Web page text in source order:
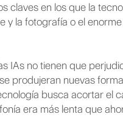
claves en los que la
y la fotografía o el
IAs no tienen que
produjeran nuevas
busca acortar el
era más lenta que